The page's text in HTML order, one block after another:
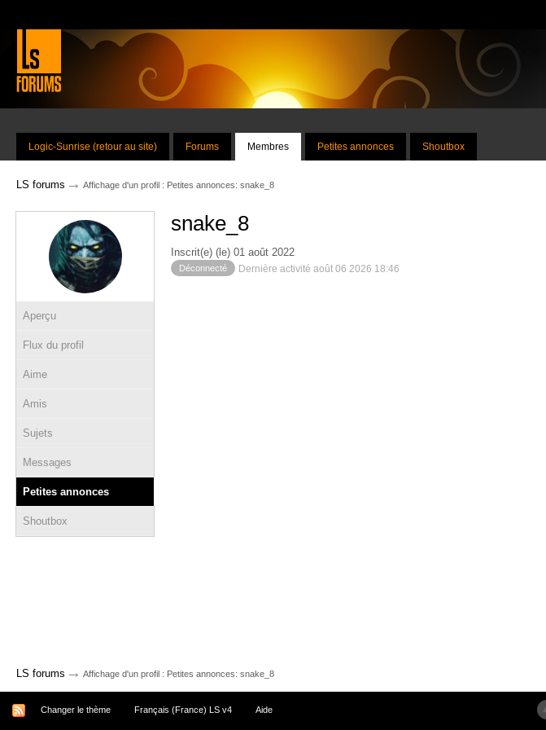
Logic-Sunrise (retour au site) Forums Membres Petites annonces Shoutbox
LS forums → Affichage d'un profil : Petites annonces: snake_8
Aperçu
Flux du profil
Aime
Amis
Sujets
Messages
Petites annonces
Shoutbox
snake_8
Inscrit(e) (le) 01 août 2022
Déconnecté Dernière activité août 06 2026 18:46
LS forums → Affichage d'un profil : Petites annonces: snake_8
Changer le thème Français (France) LS v4 Aide